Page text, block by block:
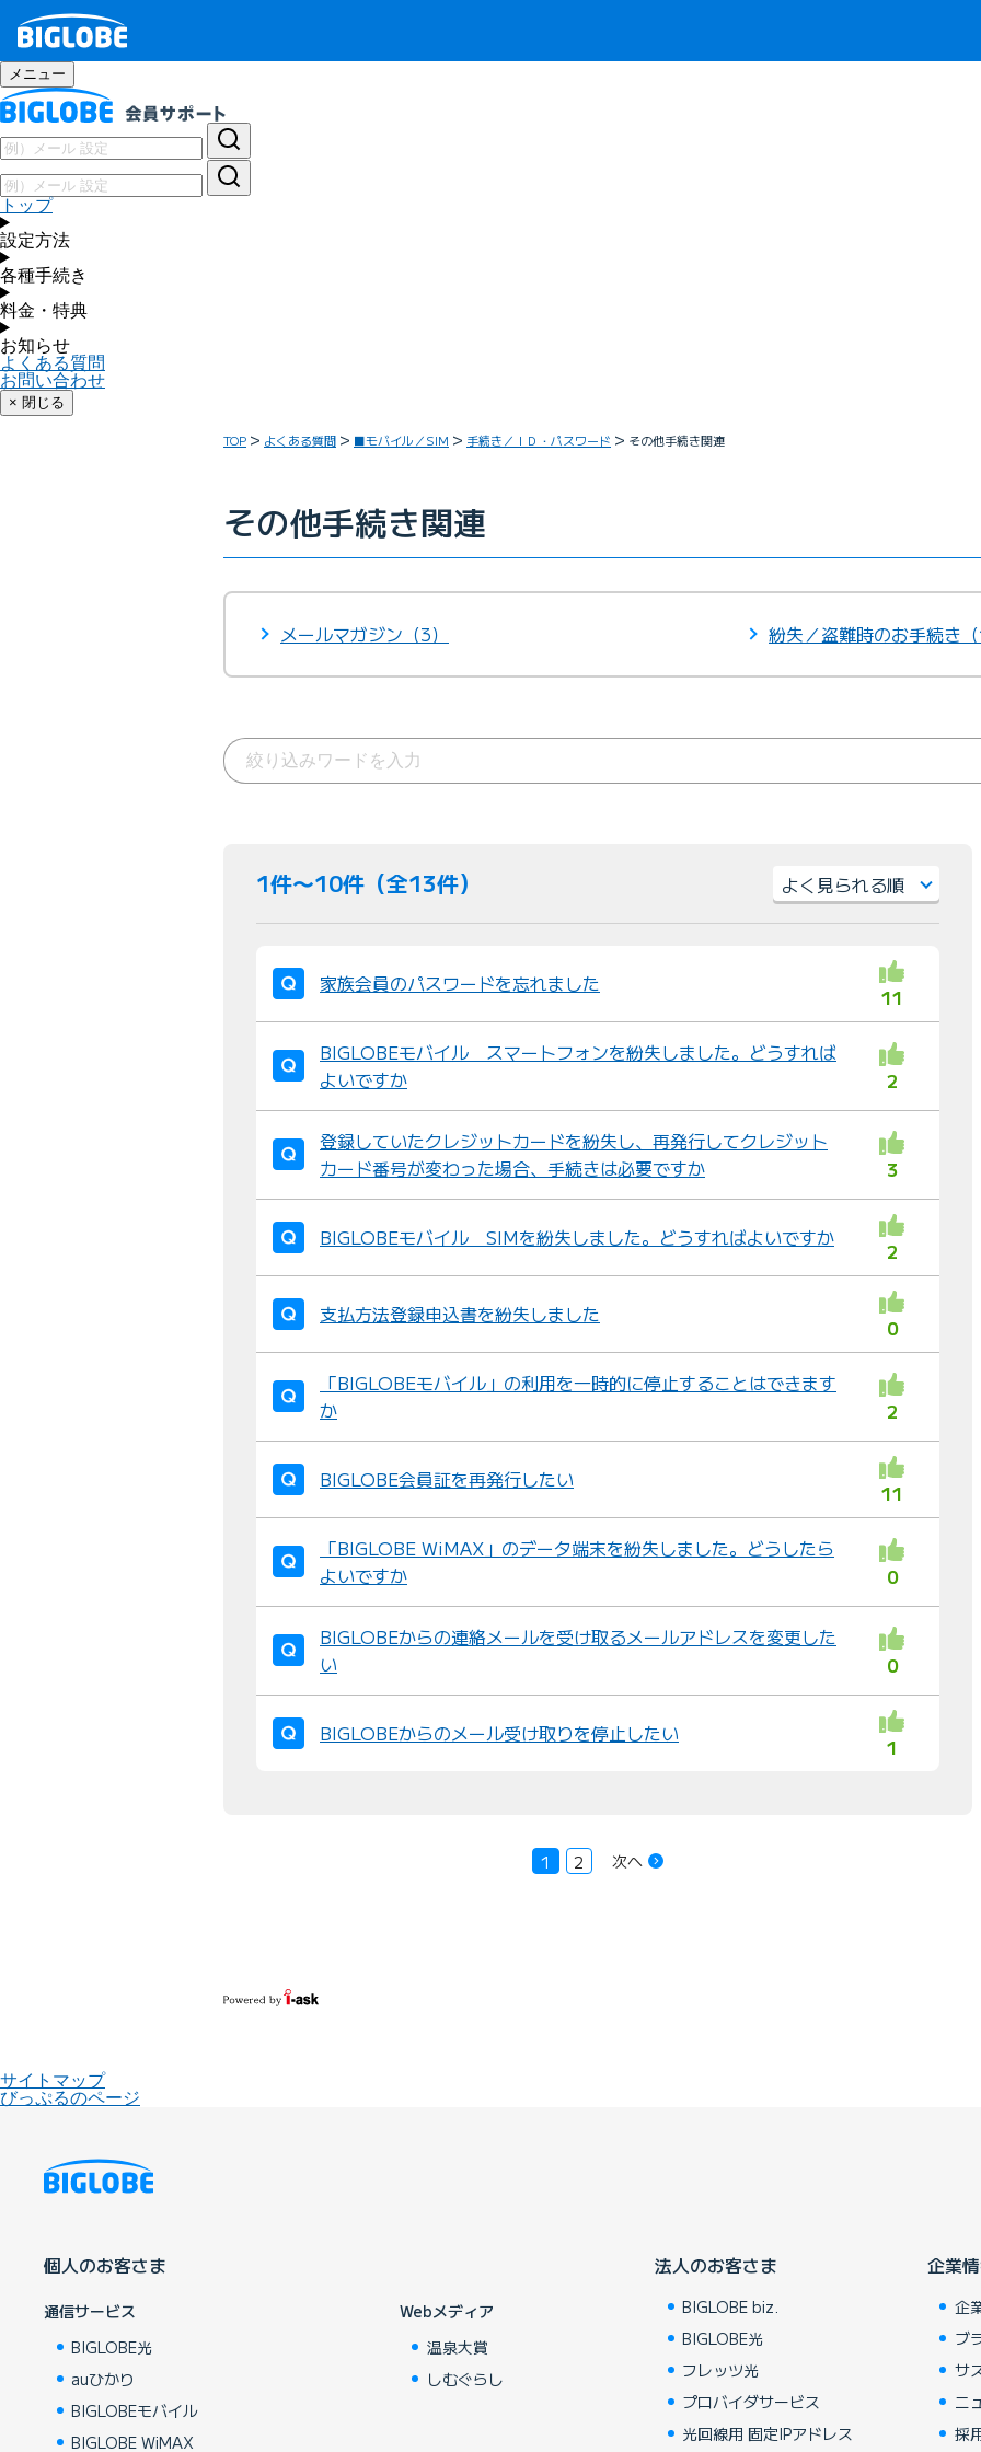
メニュー
トップ
設定方法
各種手続き
料金・特典
お知らせ
よくある質問
お問い合わせ
× 閉じる
TOP よくある質問 ■モバイル／SIM 手続き／ＩＤ・パスワード その他手続き関連
その他手続き関連
メールマガジン（3） 紛失／盗難時のお手続き（
1件〜10件（全13件）
並
家族会員のパスワードを忘れました
11
BIGLOBEモバイル スマートフォンを紛失しました。どうすれば
よいですか
2
登録していたクレジットカードを紛失し、再発行してクレジット
カード番号が変わった場合、手続きは必要ですか
3
BIGLOBEモバイル SIMを紛失しました。どうすればよいですか
2
支払方法登録申込書を紛失しました
0
「BIGLOBEモバイル」の利用を一時的に停止することはできます
か
2
BIGLOBE会員証を再発行したい
11
「BIGLOBE WiMAX」のデータ端末を紛失しました。どうしたら
よいですか
0
BIGLOBEからの連絡メールを受け取るメールアドレスを変更した
い
0
BIGLOBEからのメール受け取りを停止したい
1
1 2 次へ
サイトマップ
びっぷるのページ
個人のお客さま
通信サービス
BIGLOBE光
auひかり
BIGLOBEモバイル
BIGLOBE WiMAX
Webメディア
温泉大賞
しむぐらし
法人のお客さま
BIGLOBE biz.
BIGLOBE光
フレッツ光
プロバイダサービス
光回線用 固定IPアドレス
企業
企
ブ
サ
ニ
採